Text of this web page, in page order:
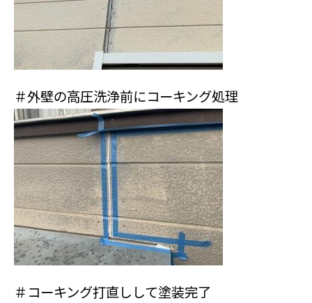
＃外壁の高圧洗浄前にコーキング処理
＃コーキング打直しして塗装完了